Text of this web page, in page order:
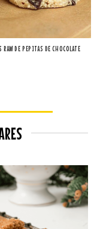
RAW DE PEPITAS DE CHOCOLATE